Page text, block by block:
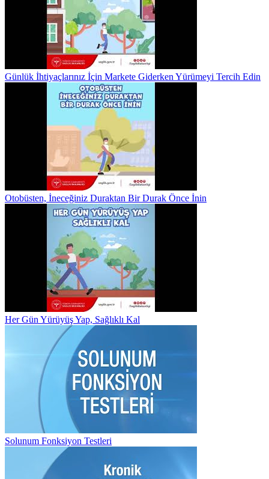
Günlük İhtiyaçlarınız İçin Markete Giderken Yürümeyi Tercih Edin
Otobüsten, İneceğiniz Duraktan Bir Durak Önce İnin
Her Gün Yürüyüş Yap, Sağlıklı Kal
Solunum Fonksiyon Testleri